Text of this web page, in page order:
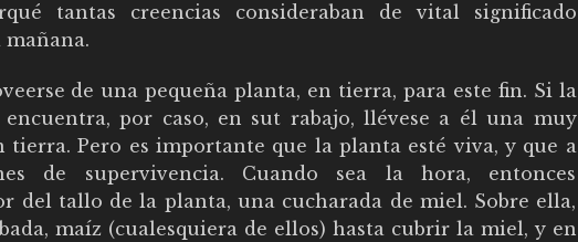
tantas creencias consideraban de vital significado
de una pequeña planta, en tierra, para este fin. Si la
por caso, en sut rabajo, llévese a él una muy
Pero es importante que la planta esté viva, y que a
de supervivencia. Cuando sea la hora, entonces
del tallo de la planta, una cucharada de miel. Sobre ella,
maíz (cualesquiera de ellos) hasta cubrir la miel, y en